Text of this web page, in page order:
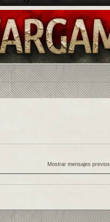
Mostrar mensajes previos